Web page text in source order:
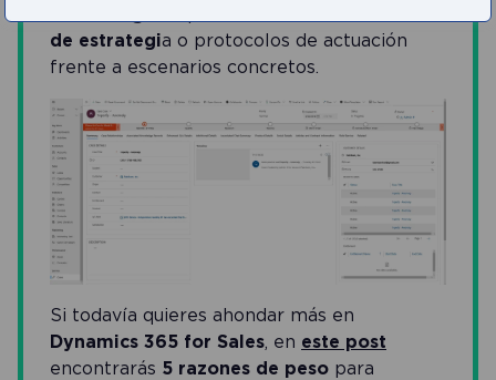
de estrategia o protocolos de actuación
frente a escenarios concretos.
Si todavía quieres ahondar más en
Dynamics 365 for Sales, en este post
encontrarás 5 razones de peso para